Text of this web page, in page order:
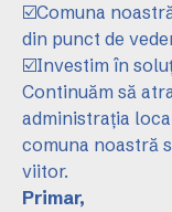
☑️Comuna
din punct de
☑️Investim în
Continuăm să
administrația
comuna noastră
viitor.
Primar,